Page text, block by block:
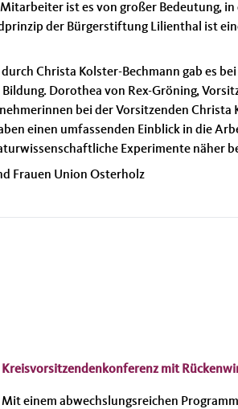
ist es von großer Bedeutung,
der Bürgerstiftung Lilienthal ist
Christa Kolster-Bechmann gab es
Dorothea von Rex-Gröning,
bei der Vorsitzenden Christa
einen umfassenden Einblick in die
Experimente näher
Frauen Union Osterholz
Kreisvorsitzendenkonferenz mit
Mit einem abwechslungsreichen